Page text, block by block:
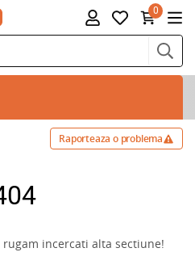
0
Raporteaza o problema
rugam incercati alta sectiune!